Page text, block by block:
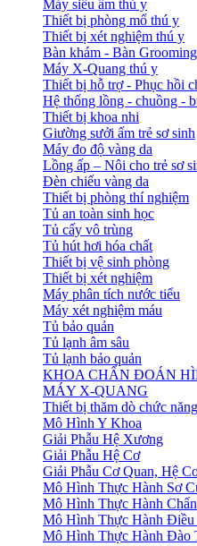
Máy siêu âm thú y
Thiết bị phòng mổ thú y
Thiết bị xét nghiệm thú y
Bàn khám - Bàn Grooming
Máy X-Quang thú y
Thiết bị hỗ trợ - Phục hồi
Hệ thống lồng - chuồng -
Thiết bị khoa nhi
Giường sưởi ấm trẻ sơ sinh
Máy đo độ vàng da
Lồng ấp – Nôi cho trẻ sơ
Đèn chiếu vàng da
Thiết bị phòng thí nghiệm
Tủ an toàn sinh học
Tủ cấy vô trùng
Tủ hút hơi hóa chất
Thiết bị vệ sinh phòng
Thiết bị xét nghiệm
Máy phân tích nước tiểu
Máy xét nghiệm máu
Tủ bảo quản
Tủ lạnh âm sâu
Tủ lạnh bảo quản
KHOA CHẨN ĐOÁN
MÁY X-QUANG
Thiết bị thăm dò chức năng
Mô Hình Y Khoa
Giải Phẫu Hệ Xương
Giải Phẫu Hệ Cơ
Giải Phẫu Cơ Quan, Hệ
Mô Hình Thực Hành Sơ
Mô Hình Thực Hành
Mô Hình Thực Hành
Mô Hình Thực Hành Đào